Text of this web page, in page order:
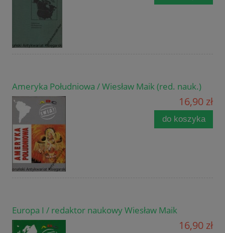
Ameryka Południowa / Wiesław Maik (red. nauk.)
16,90 zł
do koszyka
Europa I / redaktor naukowy Wiesław Maik
16,90 zł